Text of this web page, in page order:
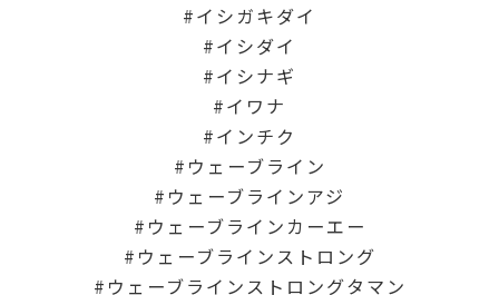
イシガキダイ
イシダイ
イシナギ
イワナ
インチク
ウェーブライン
ウェーブラインアジ
ウェーブラインカーエー
ウェーブラインストロング
ウェーブラインストロングタマン